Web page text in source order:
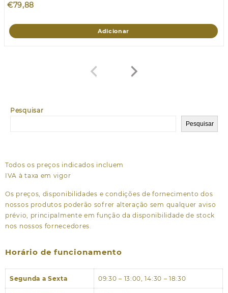
Pesquisar
Pesquisar
€79,88
Adicionar
Todos os preços indicados incluem
IVA à taxa em vigor
Os preços, disponibilidades e condições de fornecimento dos
nossos produtos poderão sofrer alteração sem qualquer aviso
prévio, principalmente em função da disponibilidade de stock
nos nossos fornecedores.
Horário de funcionamento
Segunda a Sexta 09:30 – 13:00, 14:30 – 18:30